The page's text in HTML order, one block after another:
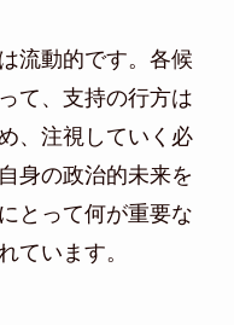
流動的です。各候
て、支持の行方は
、注視していく必
身の政治的未来を
とって何が重要な
ています。